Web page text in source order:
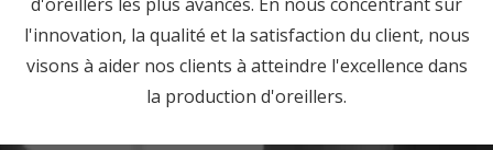
l'innovation, la qualité et la satisfaction du client, nous
visons à aider nos clients à atteindre l'excellence dans
la production d'oreillers.